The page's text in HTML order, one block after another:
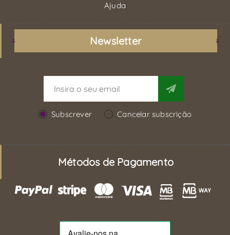
Ajuda
Newsletter
Subscrever Cancelar subscrição
Métodos de Pagamento